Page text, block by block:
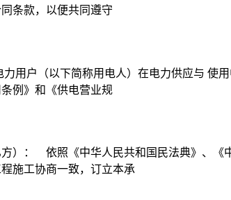
条款，以便共同遵守
用户（以下简称用电人）在电力供应与
例》和《供电营业规
： 依照《中华人民共和国民法典》、《
施工协商一致，订立本承